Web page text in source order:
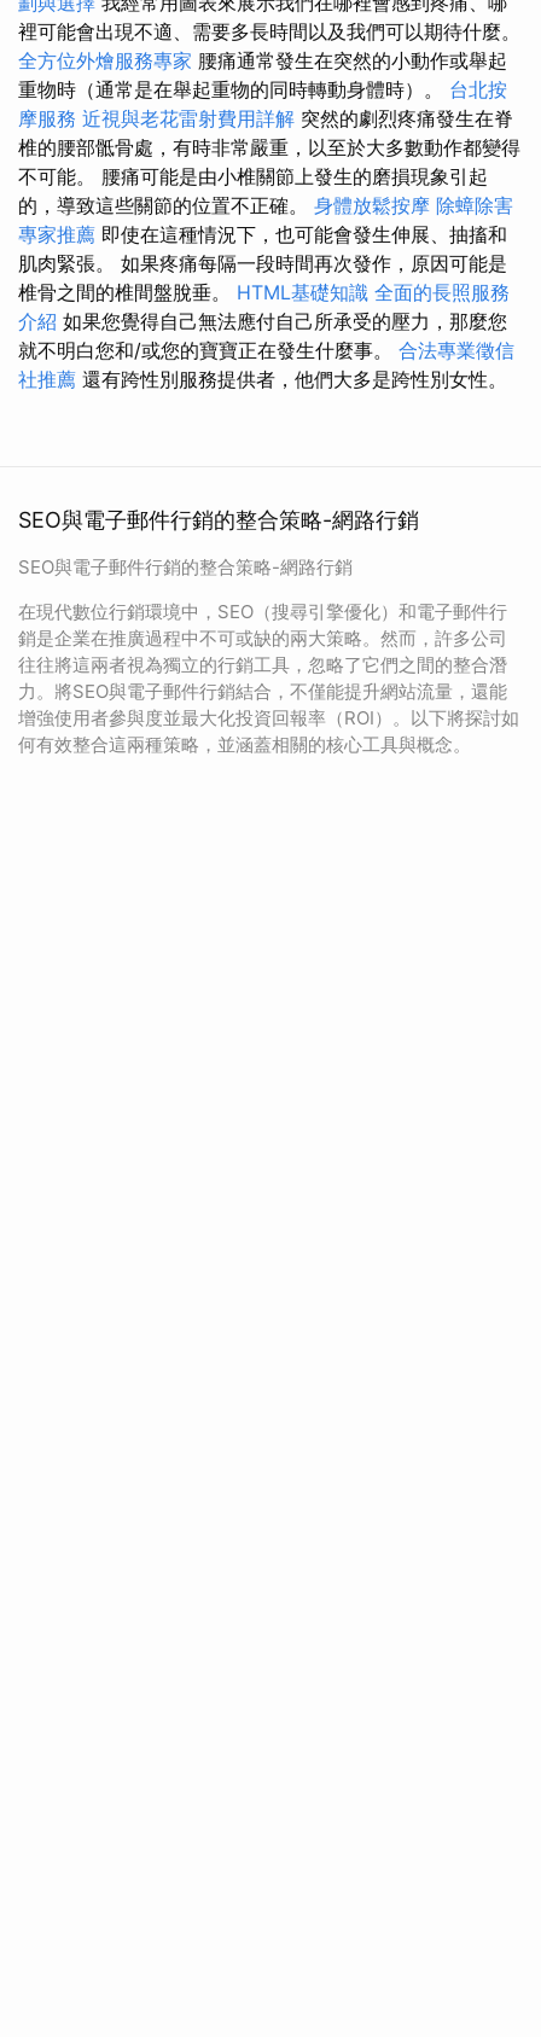
裡可能會出現不適、需要多長時間以及我們可以期待什麼。
全方位外燴服務專家 腰痛通常發生在突然的小動作或舉起
重物時（通常是在舉起重物的同時轉動身體時）。 台北按
摩服務 近視與老花雷射費用詳解 突然的劇烈疼痛發生在脊
椎的腰部骶骨處，有時非常嚴重，以至於大多數動作都變得
不可能。 腰痛可能是由小椎關節上發生的磨損現象引起
的，導致這些關節的位置不正確。 身體放鬆按摩 除蟑除害
專家推薦 即使在這種情況下，也可能會發生伸展、抽搐和
肌肉緊張。 如果疼痛每隔一段時間再次發作，原因可能是
椎骨之間的椎間盤脫垂。 HTML基礎知識 全面的長照服務
介紹 如果您覺得自己無法應付自己所承受的壓力，那麼您
就不明白您和/或您的寶寶正在發生什麼事。 合法專業徵信
社推薦 還有跨性別服務提供者，他們大多是跨性別女性。
SEO與電子郵件行銷的整合策略-網路行銷
SEO與電子郵件行銷的整合策略-網路行銷
在現代數位行銷環境中，SEO（搜尋引擎優化）和電子郵件行
銷是企業在推廣過程中不可或缺的兩大策略。然而，許多公司
往往將這兩者視為獨立的行銷工具，忽略了它們之間的整合潛
力。將SEO與電子郵件行銷結合，不僅能提升網站流量，還能
增強使用者參與度並最大化投資回報率（ROI）。以下將探討如
何有效整合這兩種策略，並涵蓋相關的核心工具與概念。